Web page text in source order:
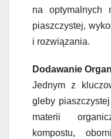
na optymalnych
piaszczystej,
i rozwiązania.
Dodawanie
Jednym z
gleby
materii
kompostu,